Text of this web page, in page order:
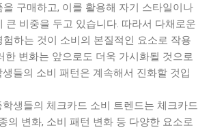
구매하고, 이를 활용해 자기 스타일이나
큰 비중을 두고 있습니다. 따라서 다채로운
험하는 것이 소비의 본질적인 요소로 작용
한 변화는 앞으로도 더욱 가시화될 것으로
들의 소비 패턴은 계속해서 진화할 것입
생들의 체크카드 소비 트렌드는 체크카드
의 변화, 소비 패턴 변화 등 다양한 요소로